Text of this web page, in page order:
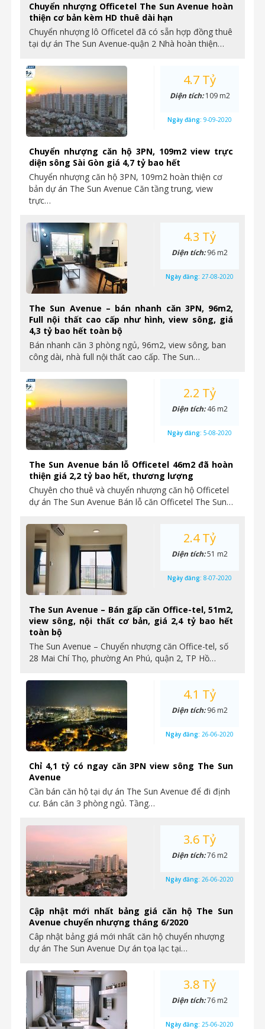
Chuyển nhượng Officetel The Sun Avenue hoàn
thiện cơ bản kèm HD thuê dài hạn
Chuyển nhượng lô Officetel đã có sẵn hợp đồng thuê
tại dự án The Sun Avenue-quận 2 Nhà hoàn thiện…
Chuyển nhượng căn hộ 3PN, 109m2 view trực
diện sông Sài Gòn giá 4,7 tỷ bao hết
Chuyển nhượng căn hộ 3PN, 109m2 hoàn thiện cơ
bản dự án The Sun Avenue Căn tầng trung, view
trực…
4.7 Tỷ
Diện tích:109 m2
Ngày đăng: 9-09-2020
The Sun Avenue – bán nhanh căn 3PN, 96m2,
Full nội thất cao cấp như hình, view sông, giá
4,3 tỷ bao hết toàn bộ
Bán nhanh căn 3 phòng ngủ, 96m2, view sông, ban
công dài, nhà full nội thất cao cấp. The Sun…
4.3 Tỷ
Diện tích:96 m2
Ngày đăng: 27-08-2020
The Sun Avenue bán lỗ Officetel 46m2 đã hoàn
thiện giá 2,2 tỷ bao hết, thương lượng
Chuyên cho thuê và chuyển nhượng căn hộ Officetel
dự án The Sun Avenue Bán lỗ căn Officetel The Sun…
2.2 Tỷ
Diện tích:46 m2
Ngày đăng: 5-08-2020
The Sun Avenue – Bán gấp căn Office-tel, 51m2,
view sông, nội thất cơ bản, giá 2,4 tỷ bao hết
toàn bộ
The Sun Avenue – Chuyển nhượng căn Office-tel, số
28 Mai Chí Thọ, phường An Phú, quận 2, TP Hồ…
2.4 Tỷ
Diện tích:51 m2
Ngày đăng: 8-07-2020
Chỉ 4,1 tỷ có ngay căn 3PN view sông The Sun
Avenue
Cần bán căn hộ tại dự án The Sun Avenue để đi định
cư. Bán căn 3 phòng ngủ. Tầng…
4.1 Tỷ
Diện tích:96 m2
Ngày đăng: 26-06-2020
Cập nhật mới nhất bảng giá căn hộ The Sun
Avenue chuyển nhượng tháng 6/2020
Câp nhật bảng giá mới nhất căn hộ chuyển nhượng
dự án The Sun Avenue Dự án tọa lạc tại…
3.6 Tỷ
Diện tích:76 m2
Ngày đăng: 26-06-2020
3.8 Tỷ
Diện tích:76 m2
Ngày đăng: 25-06-2020